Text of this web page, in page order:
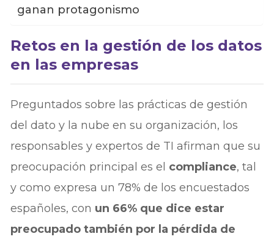
ganan protagonismo
Retos en la gestión de los datos
en las empresas
Preguntados sobre las prácticas de gestión
del dato y la nube en su organización, los
responsables y expertos de TI afirman que su
preocupación principal es el compliance, tal
y como expresa un 78% de los encuestados
españoles, con un 66% que dice estar
preocupado también por la pérdida de